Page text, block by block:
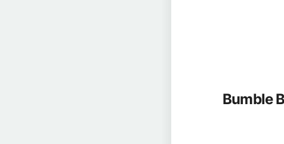
Bumble